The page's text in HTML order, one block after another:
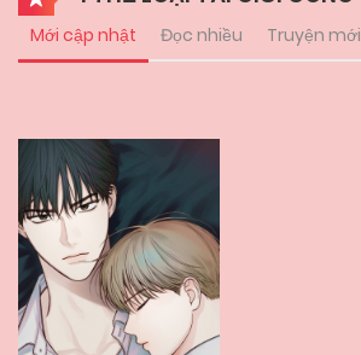
Mới cập nhật Đọc nhiều Truyện mới